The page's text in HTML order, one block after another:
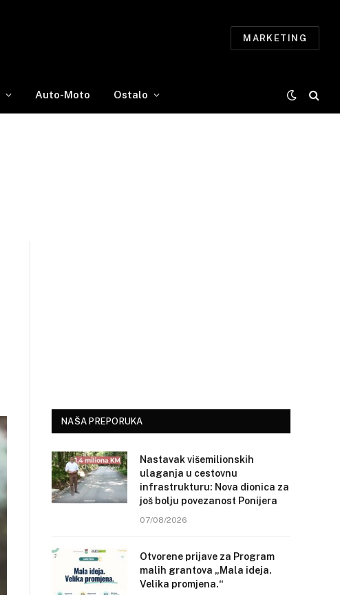
MARKETING
Auto-Moto Ostalo
NAŠA PREPORUKA
Nastavak višemilionskih
ulaganja u cestovnu
infrastrukturu: Nova dionica za
još bolju povezanost Ponijera
07/08/2026
Otvorene prijave za Program
malih grantova „Mala ideja.
Velika promjena.“